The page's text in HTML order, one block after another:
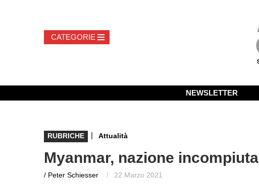
NEWSLETTER
RUBRICHE | Attualità
Myanmar, nazione incompiuta
/ Peter Schiesser 22 Marzo 2021